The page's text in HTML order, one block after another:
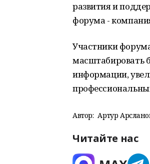
развития и
форума -
Участники
масштабировать
информации,
Автор: Артур
Читайте нас